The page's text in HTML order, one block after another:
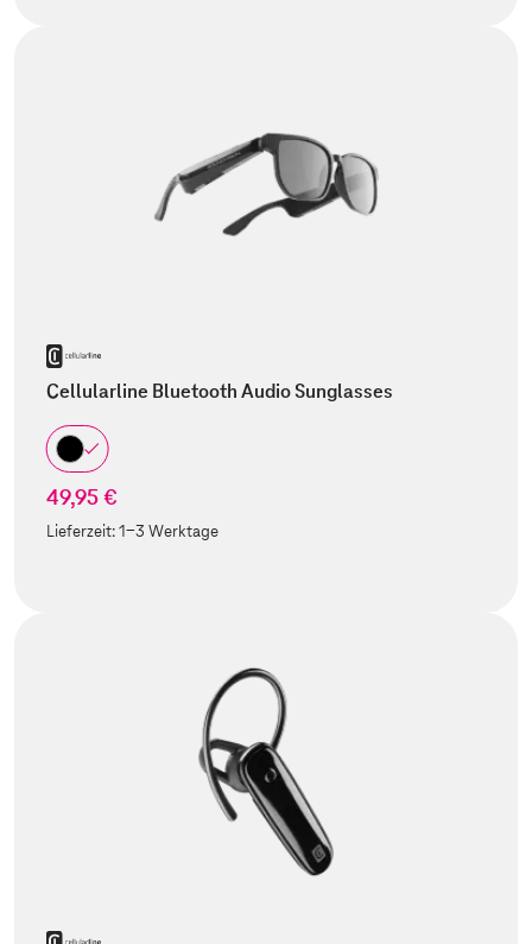
Cellularline Bluetooth Audio Sunglasses
49,95 €
Lieferzeit:1-3 Werktage